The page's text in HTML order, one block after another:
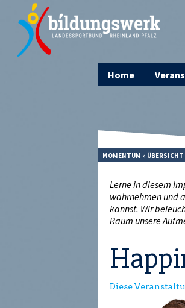
Home
MOMENTUM » ÜBERSICHT
Lerne in diesem
wahrnehmen und
kannst. Wir
Raum unsere
Diese